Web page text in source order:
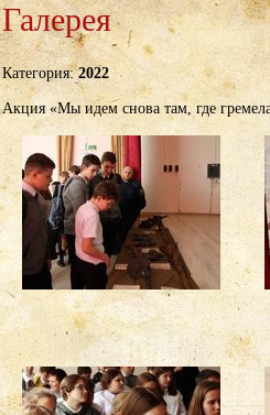
Галерея
Категория:2022
Акция «Мы идем снова там, где